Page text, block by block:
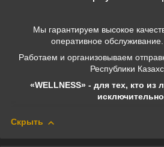
Мы гарантируем высокое
оперативное
Работаем и организовываем
Республики
«WELLNESS» - для тех, кто из
Скрыть